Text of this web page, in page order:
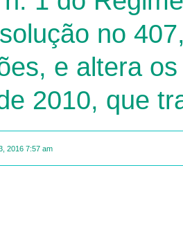
no
e altera
2010, que
2016 7:57 am